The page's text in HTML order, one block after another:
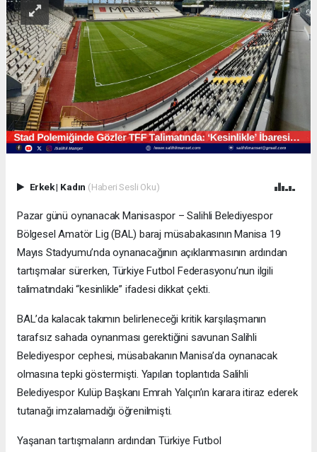
Erkek| Kadın (Haberi Sesli Oku)
Pazar günü oynanacak Manisaspor – Salihli Belediyespor
Bölgesel Amatör Lig (BAL) baraj müsabakasının Manisa 19
Mayıs Stadyumu’nda oynanacağının açıklanmasının ardından
tartışmalar sürerken, Türkiye Futbol Federasyonu’nun ilgili
talimatındaki “kesinlikle” ifadesi dikkat çekti.
BAL’da kalacak takımın belirleneceği kritik karşılaşmanın
tarafsız sahada oynanması gerektiğini savunan Salihli
Belediyespor cephesi, müsabakanın Manisa’da oynanacak
olmasına tepki göstermişti. Yapılan toplantıda Salihli
Belediyespor Kulüp Başkanı Emrah Yalçın’ın karara itiraz ederek
tutanağı imzalamadığı öğrenilmişti.
Yaşanan tartışmaların ardından Türkiye Futbol